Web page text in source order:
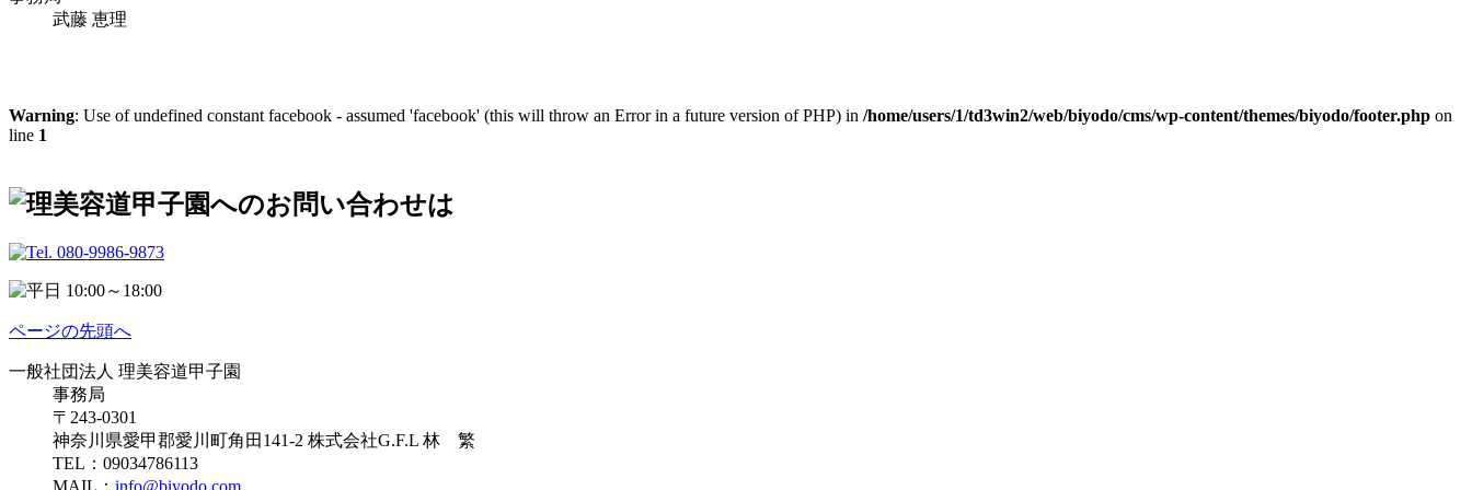
武藤 恵理
Warning: Use of undefined constant facebook - assumed 'facebook' (this will throw an Error in a future version of PHP) in /home/users/1/td3win2/web/biyodo/cms/wp-content/themes/biyodo/footer.php on
line 1
ページの先頭へ
一般社団法人 理美容道甲子園
事務局
〒243-0301
神奈川県愛甲郡愛川町角田141-2 株式会社G.F.L 林 繁
TEL：09034786113